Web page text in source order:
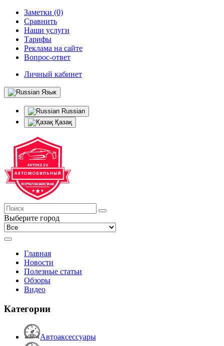
Заметки (0)
Сравнить
Наши услуги
Тарифы
Реклама на сайте
Вопрос-ответ
Личный кабинет
Язык
Russian
Қазақ
Выберите город
Главная
Новости
Полезные статьи
Обзоры
Видео
Категории
Автоаксессуары